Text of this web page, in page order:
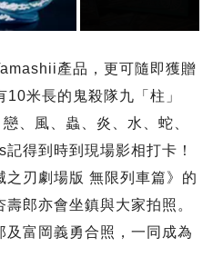
產品，更可隨即獲贈
米長的鬼殺隊九「柱」
、風、蟲、炎、水、蛇、
得到時到現場影相打卡！
之刃劇場版 無限列車篇》的
郎亦會坐鎮與大家拍照。
富岡義勇合照，一同成為